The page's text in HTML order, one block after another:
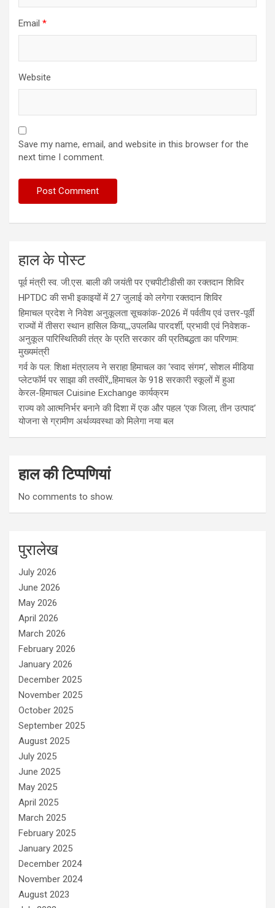
Email *
Website
Save my name, email, and website in this browser for the
next time I comment.
हाल के पोस्ट
पूर्व मंत्री स्व. जी.एस. बाली की जयंती पर एचपीटीडीसी का रक्तदान शिविर
HPTDC की सभी इकाइयों में 27 जुलाई को लगेगा रक्तदान शिविर
हिमाचल प्रदेश ने निवेश अनुकूलता सूचकांक-2026 में पर्वतीय एवं उत्तर-पूर्वी
राज्यों में तीसरा स्थान हासिल किया,,,उपलब्धि पारदर्शी, प्रभावी एवं निवेशक-
अनुकूल पारिस्थितिकी तंत्र के प्रति सरकार की प्रतिबद्धता का परिणाम:
मुख्यमंत्री
गर्व के पल: शिक्षा मंत्रालय ने सराहा हिमाचल का ‘स्वाद संगम’, सोशल मीडिया
प्लेटफॉर्म पर साझा की तस्वीरें,,हिमाचल के 918 सरकारी स्कूलों में हुआ
केरल-हिमाचल Cuisine Exchange कार्यक्रम
राज्य को आत्मनिर्भर बनाने की दिशा में एक और पहल ‘एक जिला, तीन उत्पाद’
योजना से ग्रामीण अर्थव्यवस्था को मिलेगा नया बल
हाल की टिप्पणियां
No comments to show.
पुरालेख
July 2026
June 2026
May 2026
April 2026
March 2026
February 2026
January 2026
December 2025
November 2025
October 2025
September 2025
August 2025
July 2025
June 2025
May 2025
April 2025
March 2025
February 2025
January 2025
December 2024
November 2024
August 2023